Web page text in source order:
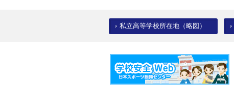
私立高等学校所在地（略図）